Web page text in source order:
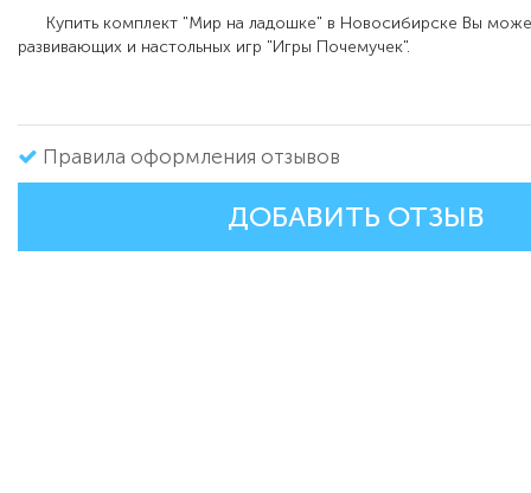
Купить комплект "Мир на ладошке" в Новосибирске Вы
развивающих и настольных игр "Игры Почемучек".
Правила оформления отзывов
ДОБАВИТЬ ОТЗЫВ